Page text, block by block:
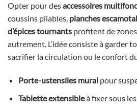
Opter pour desaccessoires
coussins pliables, planches
d’épices tournants profitent de
autrement. L’idée consiste à garder
sacrifier la circulation ou le confort
Porte-ustensiles muralpour
Tablette extensibleà fixer sous